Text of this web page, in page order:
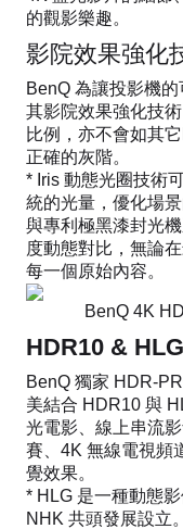
的觀影樂趣。
影院效果強化
BenQ 為讓投影機
其影院效果強化技
比例，亦不會如其
正確的灰階。
* Iris 動態光圈技術
統的光量，優化場
與專利極黑漆封光
度動態對比，無論
每一個原始內容。
BenQ 4K
HDR10 &
BenQ 獨家 HDR-
美結合 HDR10 與
光電影、線上串流
賽、4K 無線電視頻
覺效果。
* HLG 是一種動態
NHK 共頭發展設立